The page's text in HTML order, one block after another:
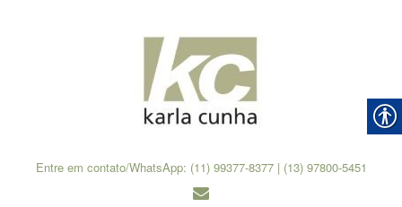
Entre em contato/WhatsApp: (11) 99377-8377 | (13) 97800-5451